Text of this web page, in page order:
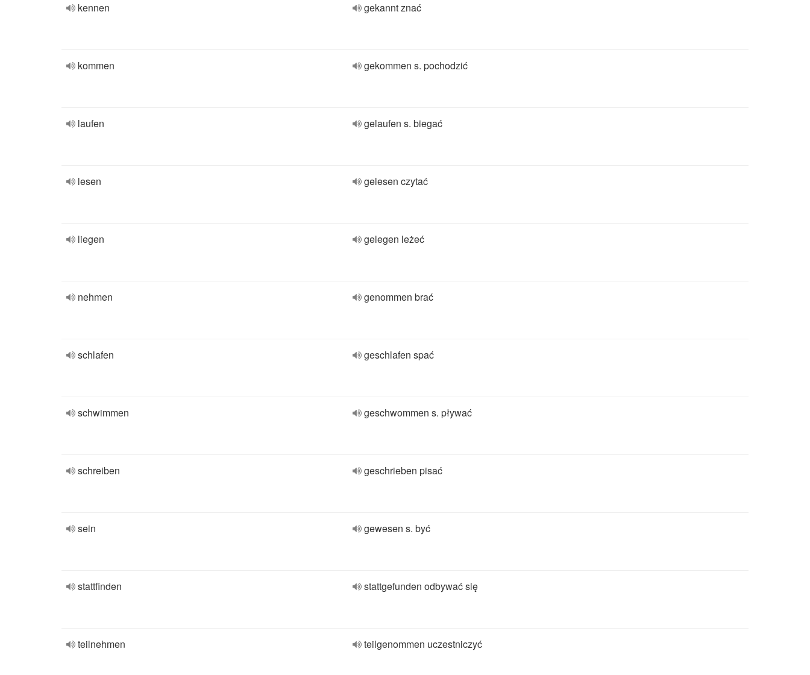
kennen gekannt znać
kommen gekommen s. pochodzić
laufen gelaufen s. biegać
lesen gelesen czytać
liegen gelegen leżeć
nehmen genommen brać
schlafen geschlafen spać
schwimmen geschwommen s. pływać
schreiben geschrieben pisać
sein gewesen s. być
stattfinden stattgefunden odbywać się
teilnehmen teilgenommen uczestniczyć